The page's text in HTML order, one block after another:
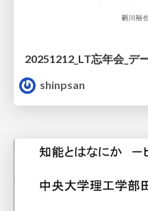
20251212_LT忘年会_デ
shinpsan